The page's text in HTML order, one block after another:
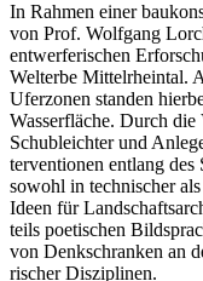
In Rahmen einer
von Prof. Wolfgang
entwerferischen
Welterbe Mittelrheintal.
Uferzonen standen
Wasserfläche. Durch
Schubleichter und
terventionen entlang des
sowohl in technischer
Ideen für
teils poetischen
von Denkschranken an
rischer Disziplinen.